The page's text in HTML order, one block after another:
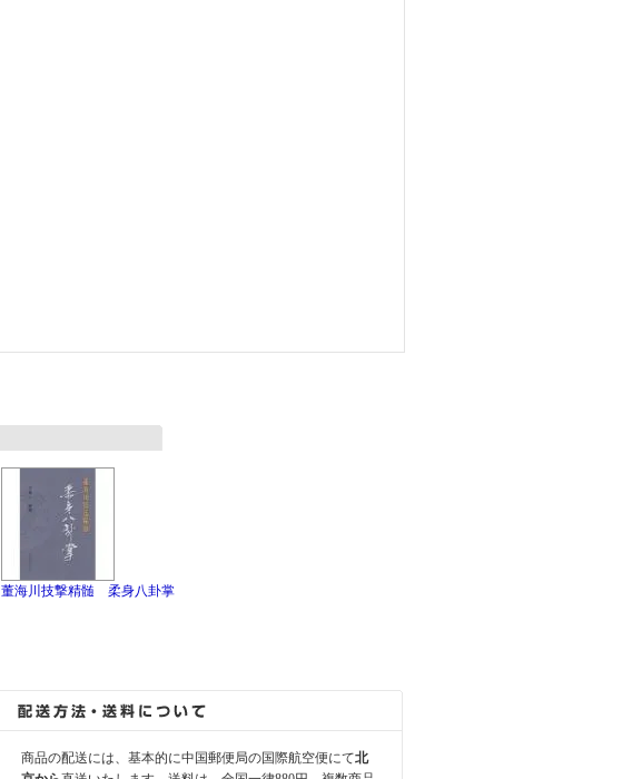
董海川技撃精髄 柔身八卦掌
商品の配送には、基本的に中国郵便局の国際航空便にて北